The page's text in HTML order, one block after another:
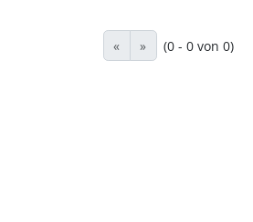
« » (0 - 0 von 0)